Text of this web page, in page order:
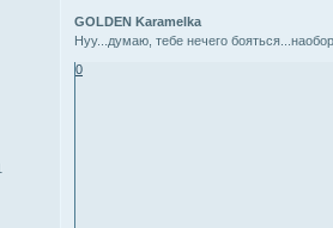
GOLDEN Karamelka
Нуу...думаю, тебе нечего
0